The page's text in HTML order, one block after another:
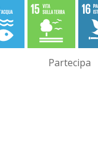
Partecipa